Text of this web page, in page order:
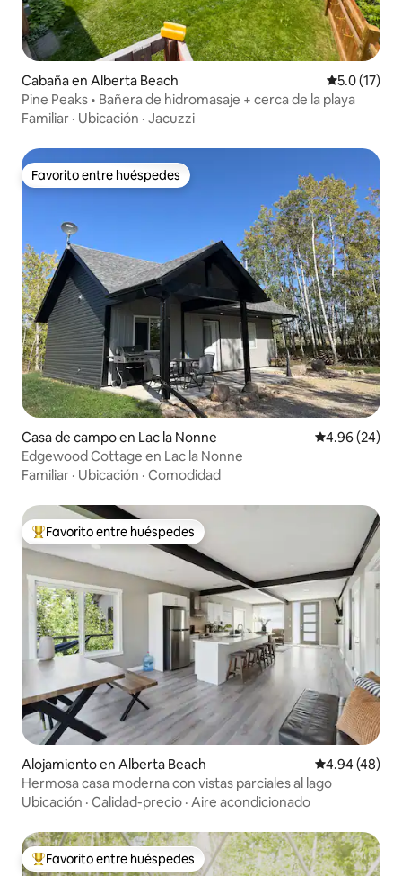
Cabaña en Alberta Beach Calificación
5.0 (17)
Pine Peaks • Bañera de hidromasaje + cerca de la playa
Familiar · Ubicación · Jacuzzi
Favorito entre huéspedes
Favorito entre huéspedes
Casa de campo en Lac la Nonne Calificación
4.96 (24)
Edgewood Cottage en Lac la Nonne
Familiar · Ubicación · Comodidad
Favorito entre huéspedes preferido
Favorito entre huéspedes
Alojamiento en Alberta Beach Calificación
4.94 (48)
Hermosa casa moderna con vistas parciales al lago
Ubicación · Calidad-precio · Aire acondicionado
Favorito entre huéspedes preferido
Favorito entre huéspedes